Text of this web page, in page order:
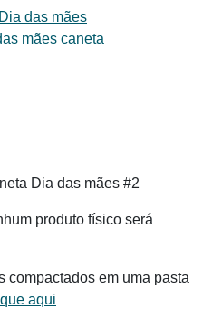
Dia das mães
mães caneta
Dia das mães #2
produto físico será
compactados em uma pasta
aqui